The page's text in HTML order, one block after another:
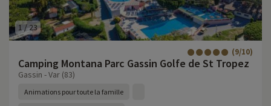
1 /23
Camping Montana Parc Gassin Golfe de St Tropez
(9/10)
Gassin - Var (83)
Animations pour toute la famille